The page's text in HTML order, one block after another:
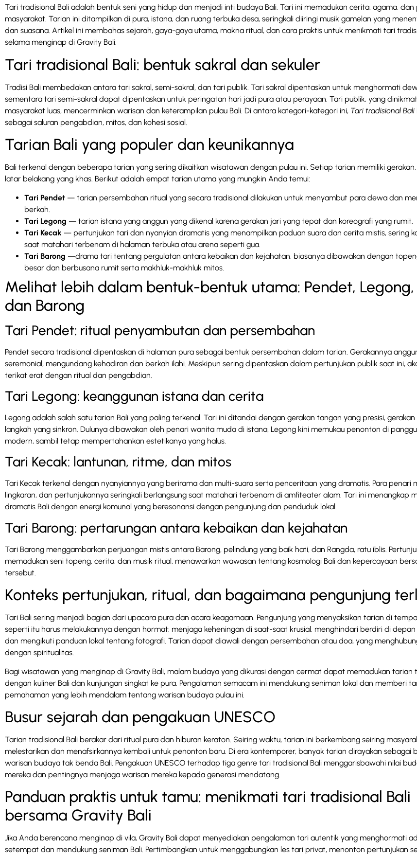
Tari tradisional Bali adalah bentuk seni yang hidup dan menjadi inti budaya Bali. Tari ini memadukan cerita, agama, dan
masyarakat. Tarian ini ditampilkan di pura, istana, dan ruang terbuka desa, seringkali diiringi musik gamelan yang
dan suasana. Artikel ini membahas sejarah, gaya-gaya utama, makna ritual, dan cara praktis untuk menikmati tari
selama menginap di Gravity Bali.
Tari tradisional Bali: bentuk sakral dan sekuler
Tradisi Bali membedakan antara tari sakral, semi-sakral, dan tari publik. Tari sakral dipentaskan untuk menghormati
sementara tari semi-sakral dapat dipentaskan untuk peringatan hari jadi pura atau perayaan. Tari publik, yang
masyarakat luas, mencerminkan warisan dan keterampilan pulau Bali. Di antara kategori-kategori ini, Tari tradisional Bali
sebagai saluran pengabdian, mitos, dan kohesi sosial.
Tarian Bali yang populer dan keunikannya
Bali terkenal dengan beberapa tarian yang sering dikaitkan wisatawan dengan pulau ini. Setiap tarian memiliki
latar belakang yang khas. Berikut adalah empat tarian utama yang mungkin Anda temui:
Tari Pendet — tarian persembahan ritual yang secara tradisional dilakukan untuk menyambut para dewa dan
berkah.
Tari Legong — tarian istana yang anggun yang dikenal karena gerakan jari yang tepat dan koreografi yang rumit.
Tari Kecak — pertunjukan tari dan nyanyian dramatis yang menampilkan paduan suara dan cerita mistis, sering
saat matahari terbenam di halaman terbuka atau arena seperti gua.
Tari Barong —drama tari tentang pergulatan antara kebaikan dan kejahatan, biasanya dibawakan dengan
besar dan berbusana rumit serta makhluk-makhluk mitos.
Melihat lebih dalam bentuk-bentuk utama: Pendet, Legong,
dan Barong
Tari Pendet: ritual penyambutan dan persembahan
Pendet secara tradisional dipentaskan di halaman pura sebagai bentuk persembahan dalam tarian. Gerakannya
seremonial, mengundang kehadiran dan berkah ilahi. Meskipun sering dipentaskan dalam pertunjukan publik saat ini,
terikat erat dengan ritual dan pengabdian.
Tari Legong: keanggunan istana dan cerita
Legong adalah salah satu tarian Bali yang paling terkenal. Tari ini ditandai dengan gerakan tangan yang presisi,
langkah yang sinkron. Dulunya dibawakan oleh penari wanita muda di istana, Legong kini memukau penonton di
modern, sambil tetap mempertahankan estetikanya yang halus.
Tari Kecak: lantunan, ritme, dan mitos
Tari Kecak terkenal dengan nyanyiannya yang berirama dan multi-suara serta penceritaan yang dramatis. Para penari
lingkaran, dan pertunjukannya seringkali berlangsung saat matahari terbenam di amfiteater alam. Tari ini menangkap
dramatis Bali dengan energi komunal yang beresonansi dengan pengunjung dan penduduk lokal.
Tari Barong: pertarungan antara kebaikan dan kejahatan
Tari Barong menggambarkan perjuangan mistis antara Barong, pelindung yang baik hati, dan Rangda, ratu iblis.
memadukan seni topeng, cerita, dan musik ritual, menawarkan wawasan tentang kosmologi Bali dan kepercayaan
tersebut.
Konteks pertunjukan, ritual, dan bagaimana pengunjung
Tari Bali sering menjadi bagian dari upacara pura dan acara keagamaan. Pengunjung yang menyaksikan tarian di
seperti itu harus melakukannya dengan hormat: menjaga keheningan di saat-saat krusial, menghindari berdiri di
dan mengikuti panduan lokal tentang fotografi. Tarian dapat diawali dengan persembahan atau doa, yang
dengan spiritualitas.
Bagi wisatawan yang menginap di Gravity Bali, malam budaya yang dikurasi dengan cermat dapat memadukan tarian
dengan kuliner Bali dan kunjungan singkat ke pura. Pengalaman semacam ini mendukung seniman lokal dan memberi
pemahaman yang lebih mendalam tentang warisan budaya pulau ini.
Busur sejarah dan pengakuan UNESCO
Tarian tradisional Bali berakar dari ritual pura dan hiburan keraton. Seiring waktu, tarian ini berkembang seiring
melestarikan dan menafsirkannya kembali untuk penonton baru. Di era kontemporer, banyak tarian dirayakan sebagai
warisan budaya tak benda Bali. Pengakuan UNESCO terhadap tiga genre tari tradisional Bali menggarisbawahi nilai
mereka dan pentingnya menjaga warisan mereka kepada generasi mendatang.
Panduan praktis untuk tamu: menikmati tari tradisional Bali
bersama Gravity Bali
Jika Anda berencana menginap di vila, Gravity Bali dapat menyediakan pengalaman tari autentik yang menghormati
setempat dan mendukung seniman Bali. Pertimbangkan untuk menggabungkan les tari privat, menonton pertunjukan